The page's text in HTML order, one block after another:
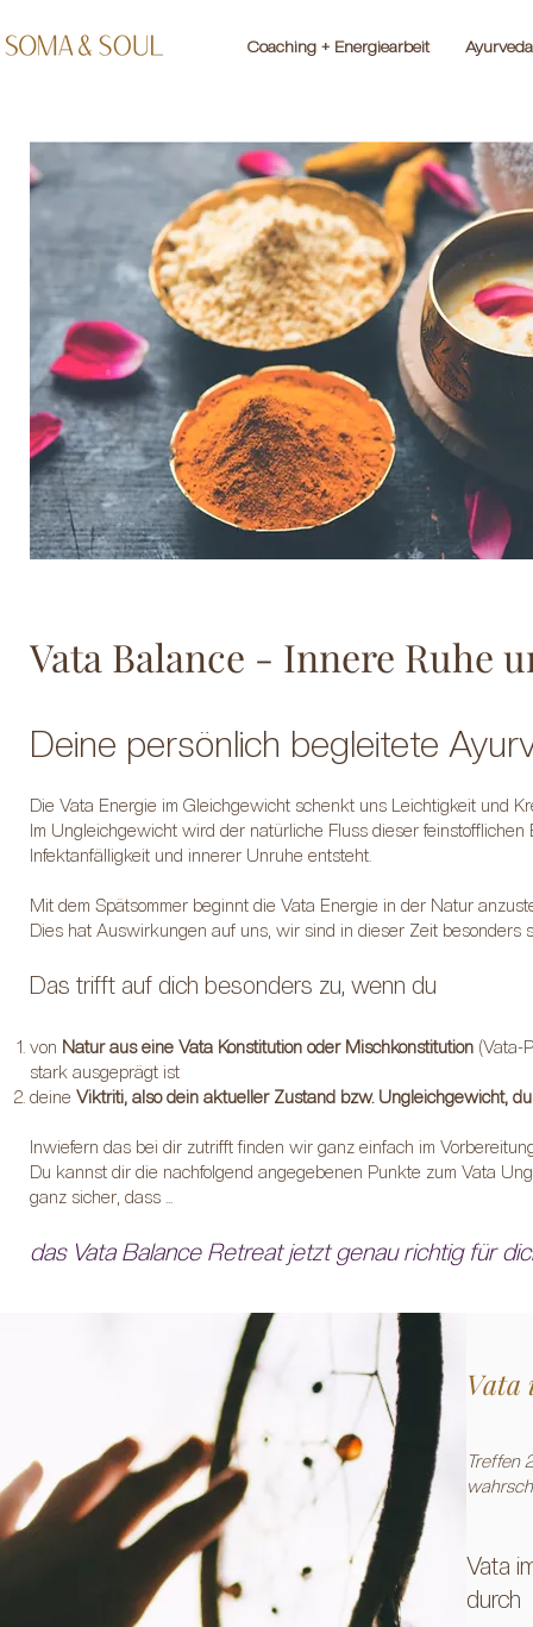
Coaching + Energiearbeit Ayurveda
Vata Balance - Innere Ruhe
Deine persönlich begleitete
Die Vata Energie im Gleichgewicht schenkt uns Leichtigkeit und
Im Ungleichgewicht wird der natürliche Fluss dieser
Infektanfälligkeit und innerer Unruhe entsteht.
Mit dem Spätsommer beginnt die Vata Energie in der Natur
Dies hat Auswirkungen auf uns, wir sind in dieser Zeit besonders
Das trifft auf dich besonders zu, wenn du
von Natur aus eine Vata Konstitution oder Mischkonstitution (Vata-
stark ausgeprägt ist
deine Viktriti, also dein aktueller Zustand bzw. Ungleichgewicht,
Inwiefern das bei dir zutrifft finden wir ganz einfach im
Du kannst dir die nachfolgend angegebenen Punkte zum Vata
ganz sicher, dass ...
das Vata Balance Retreat jetzt genau richtig für
Vata
Treffen
Vata
durch